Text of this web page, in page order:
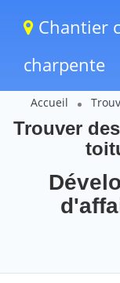
Chantier
charpente
Accueil
Trouver